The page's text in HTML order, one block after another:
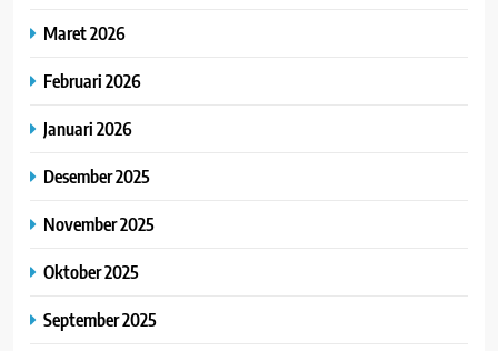
Maret 2026
Februari 2026
Januari 2026
Desember 2025
November 2025
Oktober 2025
September 2025